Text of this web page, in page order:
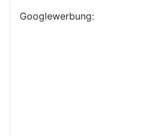
Googlewerbung: